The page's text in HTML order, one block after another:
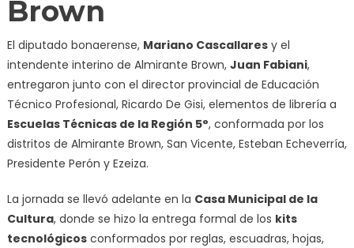
Brown
El diputado bonaerense, Mariano Cascallaresy el
intendente interino de Almirante Brown, Juan Fabiani,
entregaron junto con el director provincial de Educación
Técnico Profesional, Ricardo De Gisi, elementos de librería a
Escuelas Técnicas de la Región 5°, conformada por los
distritos de Almirante Brown, San Vicente, Esteban Echeverría,
Presidente Perón y Ezeiza.
La jornada se llevó adelante en la Casa Municipal de la
Cultura, donde se hizo la entrega formal de los kits
tecnológicosconformados por reglas, escuadras, hojas,